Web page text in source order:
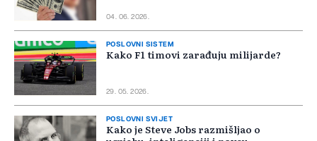
04. 06. 2026.
POSLOVNI SISTEM
Kako F1 timovi zarađuju milijarde?
29. 05. 2026.
POSLOVNI SVIJET
Kako je Steve Jobs razmišljao o